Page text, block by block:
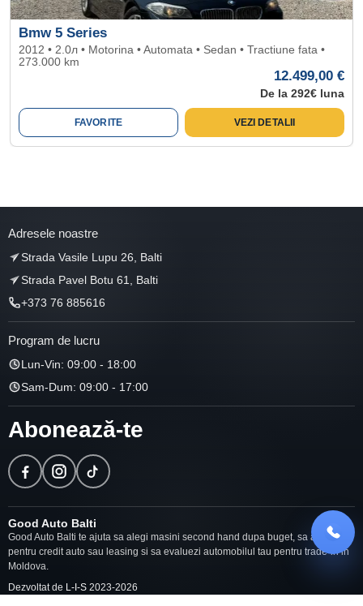
Bmw 5 Series
2012 • 2.0л • Motorina • Automata • Sedan • Tractiune fata •
273.000 km
12.499,00 €
De la 292€ luna
FAVORITE VEZI DETALII
Adresele noastre
Strada Vasile Lupu 26, Balti
Strada Pavel Botu 61, Balti
+373 76 885616
Program de lucru
Lun-Vin: 09:00 - 18:00
Sam-Dum: 09:00 - 17:00
Abonează-te
Good Auto Balti
Good Auto Balti te ajuta sa alegi masini second hand dupa buget, sa aplici
pentru credit auto sau leasing si sa evaluezi automobilul tau pentru trade-in in
Moldova.
Dezvoltat de L-I-S 2023-2026